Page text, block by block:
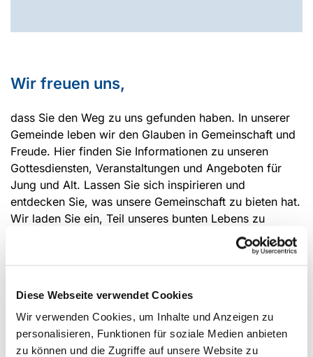
Diese Webseite verwendet Cookies
Wir verwenden Cookies, um Inhalte und Anzeigen zu
personalisieren, Funktionen für soziale Medien anbieten
zu können und die Zugriffe auf unsere Website zu
Wir freuen uns,
dass Sie den Weg zu uns gefunden haben. In unserer
Gemeinde leben wir den Glauben in Gemeinschaft und
Freude. Hier finden Sie Informationen zu unseren
Gottesdiensten, Veranstaltungen und Angeboten für
Jung und Alt. Lassen Sie sich inspirieren und
entdecken Sie, was unsere Gemeinschaft zu bieten hat.
Wir laden Sie ein, Teil unseres bunten Lebens zu
Gottesdienste